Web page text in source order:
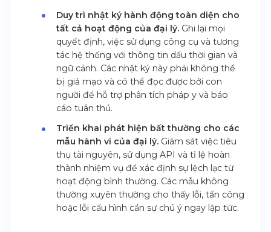
Duy trì nhật ký hành động toàn diện cho
tất cả hoạt động của đại lý.Ghi lại mọi
quyết định, việc sử dụng công cụ và tương
tác hệ thống với thông tin dấu thời gian và
ngữ cảnh. Các nhật ký này phải không thể
bị giả mạo và có thể đọc được bởi con
người để hỗ trợ phân tích pháp y và báo
cáo tuân thủ.
Triển khai phát hiện bất thường cho các
mẫu hành vi của đại lý.Giám sát việc tiêu
thụ tài nguyên, sử dụng API và tỉ lệ hoàn
thành nhiệm vụ để xác định sự lệch lạc từ
hoạt động bình thường. Các mẫu không
thường xuyên thường cho thấy lỗi, tấn công
hoặc lỗi cấu hình cần sự chú ý ngay lập tức.